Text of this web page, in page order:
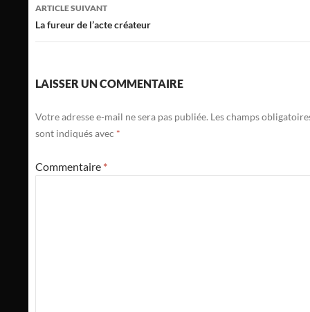
ARTICLE SUIVANT
La fureur de l’acte créateur
LAISSER UN COMMENTAIRE
Votre adresse e-mail ne sera pas publiée. Les champs
sont indiqués avec *
Commentaire *